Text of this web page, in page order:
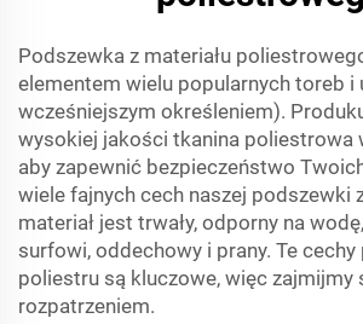
Podszewka z materiału
elementem wielu popularnych toreb i
wcześniejszym określeniem).
wysokiej jakości tkanina poliestrowa
aby zapewnić bezpieczeństwo
wiele fajnych cech naszej podszewki
materiał jest trwały, odporny na
surfowi, oddechowy i prany. Te
poliestru są kluczowe, więc zajmijmy
rozpatrzeniem.